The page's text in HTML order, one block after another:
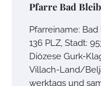
Pfarre Bad
Pfarreiname:
136 PLZ, Stadt:
Diözese Gurk-
Villach-Land/
werktags und